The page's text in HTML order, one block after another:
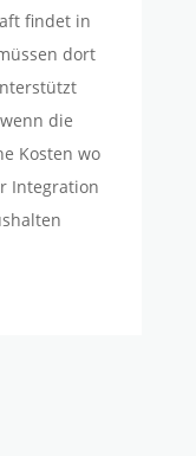
findet in
dort
die
Kosten wo
Integration